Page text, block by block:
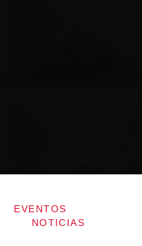
EVENTOS
NOTICIAS